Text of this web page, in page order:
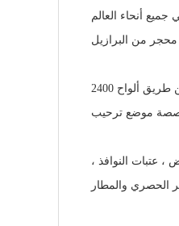
جميع أنحاء العالم
&نبسب;يمكن شحنها مباشرة عن طريق ألواح 2400up * 1600up * 20 / 30mm. سيقوم عملاؤنا بقص أو إجراء عمليات مطابقة الكتب وفقًا للمشاريع الفعلية. الأحجام
عتبات النوافذ ،